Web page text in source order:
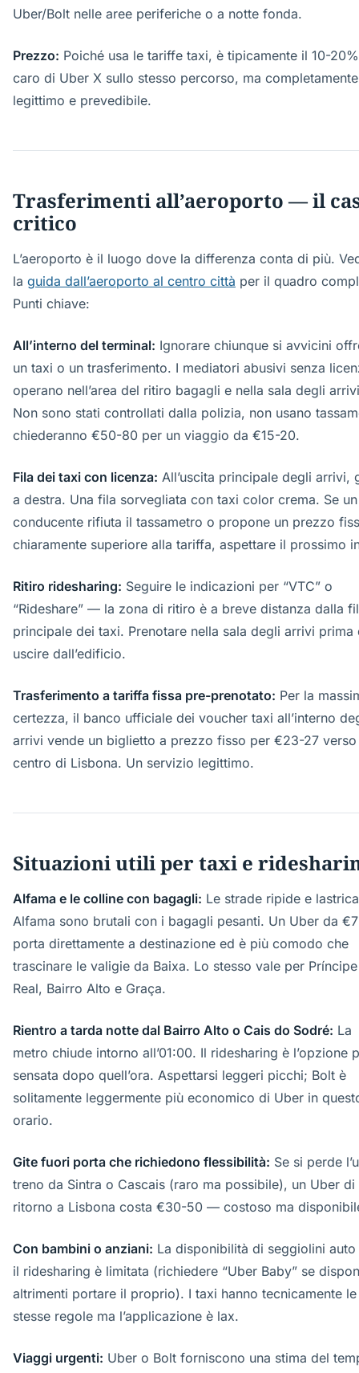
Uber/Bolt nelle aree periferiche o a notte fonda.
Prezzo: Poiché usa le tariffe taxi, è tipicamente il 10-
caro di Uber X sullo stesso percorso, ma completamente
legittimo e prevedibile.
Trasferimenti all’aeroporto — il
critico
L’aeroporto è il luogo dove la differenza conta di più.
la guida dall’aeroporto al centro città per il quadro
Punti chiave:
All’interno del terminal: Ignorare chiunque si avvicini
un taxi o un trasferimento. I mediatori abusivi senza
operano nell’area del ritiro bagagli e nella sala degli
Non sono stati controllati dalla polizia, non usano
chiederanno €50-80 per un viaggio da €15-20.
Fila dei taxi con licenza: All’uscita principale degli arrivi,
a destra. Una fila sorvegliata con taxi color crema. Se un
conducente rifiuta il tassametro o propone un prezzo
chiaramente superiore alla tariffa, aspettare il prossimo
Ritiro ridesharing: Seguire le indicazioni per “VTC” o
“Rideshare” — la zona di ritiro è a breve distanza dalla
principale dei taxi. Prenotare nella sala degli arrivi prima
uscire dall’edificio.
Trasferimento a tariffa fissa pre-prenotato: Per la
certezza, il banco ufficiale dei voucher taxi all’interno
arrivi vende un biglietto a prezzo fisso per €23-27
centro di Lisbona. Un servizio legittimo.
Situazioni utili per taxi e
Alfama e le colline con bagagli: Le strade ripide e
Alfama sono brutali con i bagagli pesanti. Un Uber da
porta direttamente a destinazione ed è più comodo che
trascinare le valigie da Baixa. Lo stesso vale per Príncipe
Real, Bairro Alto e Graça.
Rientro a tarda notte dal Bairro Alto o Cais do Sodré: La
metro chiude intorno all’01:00. Il ridesharing è l’opzione
sensata dopo quell’ora. Aspettarsi leggeri picchi; Bolt è
solitamente leggermente più economico di Uber in
orario.
Gite fuori porta che richiedono flessibilità: Se si perde
treno da Sintra o Cascais (raro ma possibile), un Uber di
ritorno a Lisbona costa €30-50 — costoso ma
Con bambini o anziani: La disponibilità di seggiolini
il ridesharing è limitata (richiedere “Uber Baby” se
altrimenti portare il proprio). I taxi hanno tecnicamente le
stesse regole ma l’applicazione è lax.
Viaggi urgenti: Uber o Bolt forniscono una stima del